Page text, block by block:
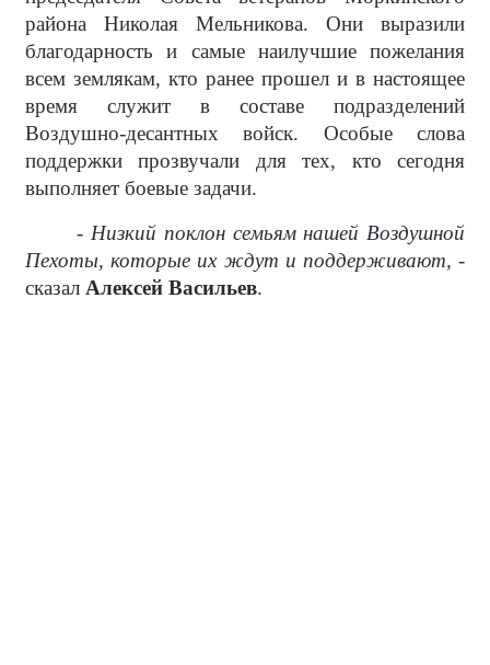
района Николая Мельникова. Они выразили
благодарность и самые наилучшие пожелания
всем землякам, кто ранее прошел и в настоящее
время служит в составе подразделений
Воздушно-десантных войск. Особые слова
поддержки прозвучали для тех, кто сегодня
выполняет боевые задачи.
- Низкий поклон семьям нашей Воздушной
Пехоты, которые их ждут и поддерживают, -
сказал Алексей Васильев.